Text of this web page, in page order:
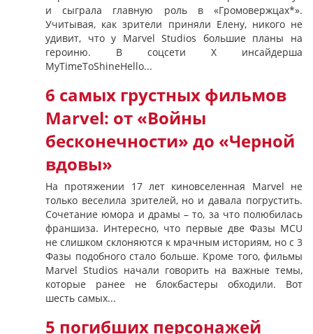
и сыграла главную роль в «Громовержцах*».
Учитывая, как зрители приняли Елену, никого не
удивит, что у Marvel Studios большие планы на
героиню. В соцсети X инсайдерша
MyTimeToShineHello...
6 самых грустных фильмов
Marvel: от «Войны
бесконечности» до «Черной
вдовы»
На протяжении 17 лет киновселенная Marvel не
только веселила зрителей, но и давала погрустить.
Сочетание юмора и драмы – то, за что полюбилась
франшиза. Интересно, что первые две Фазы MCU
не слишком склоняются к мрачным историям, но с 3
Фазы подобного стало больше. Кроме того, фильмы
Marvel Studios начали говорить на важные темы,
которые ранее не блокбастеры обходили. Вот
шесть самых...
5 погибших персонажей